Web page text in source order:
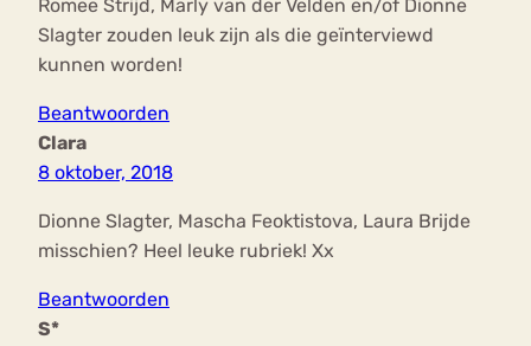
Romee Strijd, Marly van der Velden en/of Dionne
Slagter zouden leuk zijn als die geïnterviewd
kunnen worden!
Beantwoorden
Clara
8 oktober, 2018
Dionne Slagter, Mascha Feoktistova, Laura Brijde
misschien? Heel leuke rubriek! Xx
Beantwoorden
S*